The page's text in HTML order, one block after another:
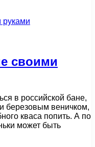
своими
в российской бане,
березовым веничком,
кваса попить. А по
может быть